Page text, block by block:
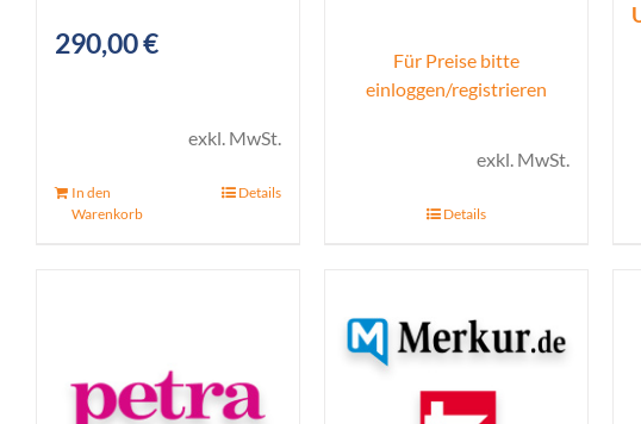
290,00€
exkl. MwSt.
In den
Warenkorb
Details
Für Preise bitte
einloggen/registrieren
exkl. MwSt.
Details